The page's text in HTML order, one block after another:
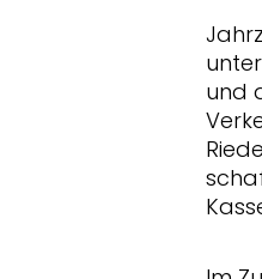
und